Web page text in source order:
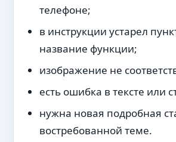
телефоне;
в инструкции устарел
название функции;
изображение не
есть ошибка в тексте или
нужна новая подробная
востребованной теме.